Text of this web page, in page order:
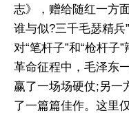
志》，赠给随红一方
谁与似?三千毛瑟精
对“笔杆子”和“枪杆子
革命征程中，毛泽东
赢了一场场硬仗;另一
了一篇篇佳作。这里